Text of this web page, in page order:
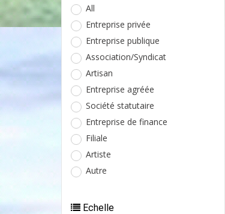
All
Entreprise privée
Entreprise publique
Association/Syndicat
Artisan
Entreprise agréée
Société statutaire
Entreprise de finance
Filiale
Artiste
Autre
Echelle